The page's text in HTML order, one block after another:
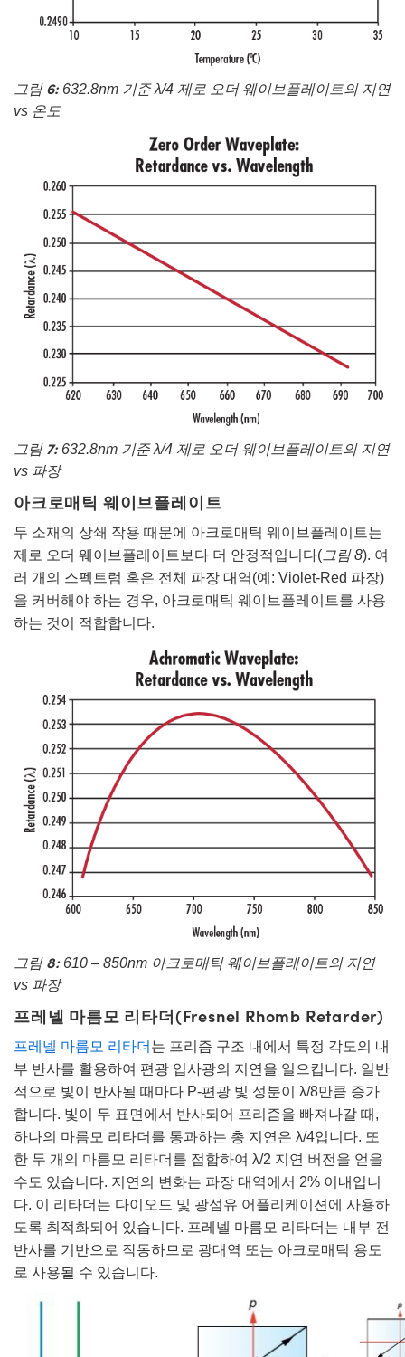
그림 6: 632.8nm 기준 λ/4 제로 오더 웨이브플레이트의 지연
vs 온도
그림 7: 632.8nm 기준 λ/4 제로 오더 웨이브플레이트의 지연
vs 파장
아크로매틱 웨이브플레이트
두 소재의 상쇄 작용 때문에 아크로매틱 웨이브플레이트는
제로 오더 웨이브플레이트보다 더 안정적입니다( 그림 8). 여
러 개의 스펙트럼 혹은 전체 파장 대역(예: Violet-Red 파장)
을 커버해야 하는 경우, 아크로매틱 웨이브플레이트를 사용
하는 것이 적합합니다.
그림 8: 610 – 850nm 아크로매틱 웨이브플레이트의 지연
vs 파장
프레넬 마름모 리타더(Fresnel Rhomb Retarder)
프레넬 마름모 리타더 는 프리즘 구조 내에서 특정 각도의 내
부 반사를 활용하여 편광 입사광의 지연을 일으킵니다. 일반
적으로 빛이 반사될 때마다 P-편광 빛 성분이 λ/8만큼 증가
합니다. 빛이 두 표면에서 반사되어 프리즘을 빠져나갈 때,
하나의 마름모 리타더를 통과하는 총 지연은 λ/4입니다. 또
한 두 개의 마름모 리타더를 접합하여 λ/2 지연 버전을 얻을
수도 있습니다. 지연의 변화는 파장 대역에서 2% 이내입니
다. 이 리타더는 다이오드 및 광섬유 어플리케이션에 사용하
도록 최적화되어 있습니다. 프레넬 마름모 리타더는 내부 전
반사를 기반으로 작동하므로 광대역 또는 아크로매틱 용도
로 사용될 수 있습니다.